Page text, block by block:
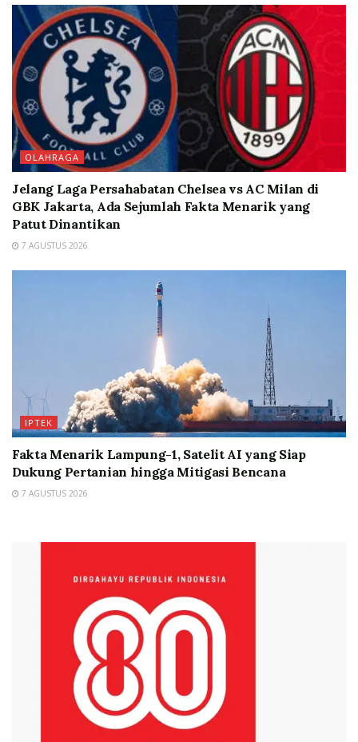
OLAHRAGA
Jelang Laga Persahabatan Chelsea vs AC Milan di
GBK Jakarta, Ada Sejumlah Fakta Menarik yang
Patut Dinantikan
7 AGUSTUS 2026
IPTEK
Fakta Menarik Lampung-1, Satelit AI yang Siap
Dukung Pertanian hingga Mitigasi Bencana
7 AGUSTUS 2026